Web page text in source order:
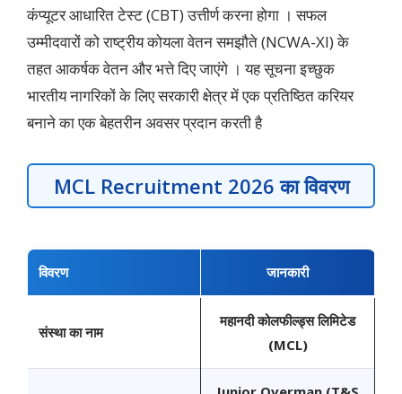
कंप्यूटर आधारित टेस्ट (CBT) उत्तीर्ण करना होगा । सफल
उम्मीदवारों को राष्ट्रीय कोयला वेतन समझौते (NCWA-XI) के
तहत आकर्षक वेतन और भत्ते दिए जाएंगे । यह सूचना इच्छुक
भारतीय नागरिकों के लिए सरकारी क्षेत्र में एक प्रतिष्ठित करियर
बनाने का एक बेहतरीन अवसर प्रदान करती है
MCL Recruitment 2026 काविवरण
विवरण जानकारी
संस्था का नाम
महानदी कोलफील्ड्स लिमिटेड
(MCL)